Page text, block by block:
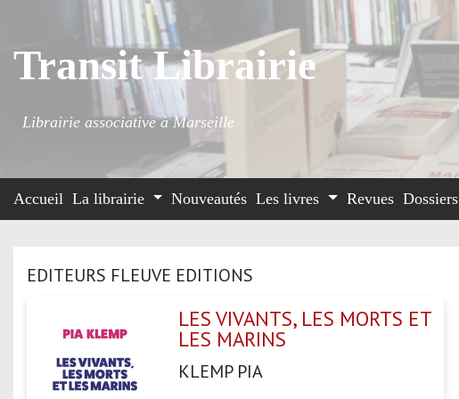
Transit Librairie
Librairie associative à Marseille
Accueil La librairie Nouveautés Les livres Revues Dossiers
EDITEURS FLEUVE EDITIONS
LES VIVANTS, LES MORTS ET
LES MARINS
KLEMP PIA